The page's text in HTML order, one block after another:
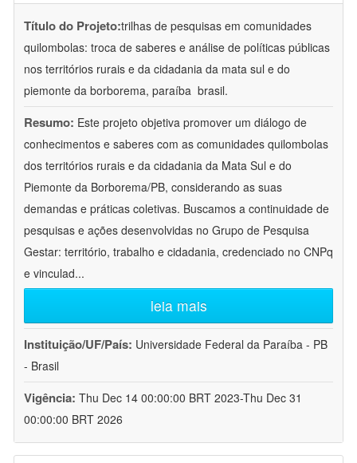
Título do Projeto:trilhas de pesquisas em comunidades
quilombolas: troca de saberes e análise de políticas públicas
nos territórios rurais e da cidadania da mata sul e do
piemonte da borborema, paraíba  brasil.
Resumo: Este projeto objetiva promover um diálogo de
conhecimentos e saberes com as comunidades quilombolas
dos territórios rurais e da cidadania da Mata Sul e do
Piemonte da Borborema/PB, considerando as suas
demandas e práticas coletivas. Buscamos a continuidade de
pesquisas e ações desenvolvidas no Grupo de Pesquisa
Gestar: território, trabalho e cidadania, credenciado no CNPq
e vinculad...
leia mais
Instituição/UF/País: Universidade Federal da Paraíba - PB
- Brasil
Vigência: Thu Dec 14 00:00:00 BRT 2023-Thu Dec 31
00:00:00 BRT 2026